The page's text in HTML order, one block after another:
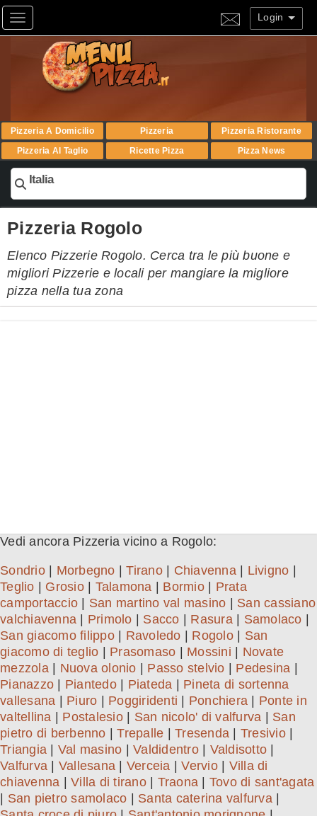
Toggle navigation Login
Pizzeria A Domicilio Pizzeria
Pizzeria Ristorante
Pizzeria Al Taglio
Ricette Pizza Pizza News
Italia
Pizzeria Rogolo
Elenco Pizzerie Rogolo. Cerca tra le più buone e
migliori Pizzerie e locali per mangiare la migliore
pizza nella tua zona
Vedi ancora Pizzeria vicino a Rogolo:
Sondrio| Morbegno |Tirano| Chiavenna| Livigno
Teglio
Grosio| Talamona Bormio| Prata
camportaccio
San martino val masino
San cassiano
valchiavenna
Primolo Sacco Rasura| Samolaco
San giacomo filippo| Ravoledo Rogolo| San
giacomo di teglio
Prasomaso Mossini
Novate
mezzola| Nuova olonio Passo stelvio Pedesina
Pianazzo
Piantedo| Piateda
Pineta di sortenna
vallesana
Piuro Poggiridenti Ponchiera
Ponte in
valtellina
Postalesio| San nicolo' di valfurva
San
pietro di berbenno |Trepalle Tresenda Tresivio|
Triangia
Val masino Valdidentro| Valdisotto
Valfurva
Vallesana Verceia |Vervio| Villa di
chiavenna
Villa di tirano| Traona
Tovo di sant'agata
San pietro samolaco Santa caterina valfurva|